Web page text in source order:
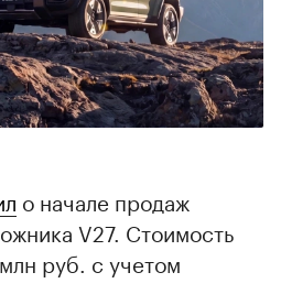
о начале продаж
V27. Стоимость
руб. с учетом